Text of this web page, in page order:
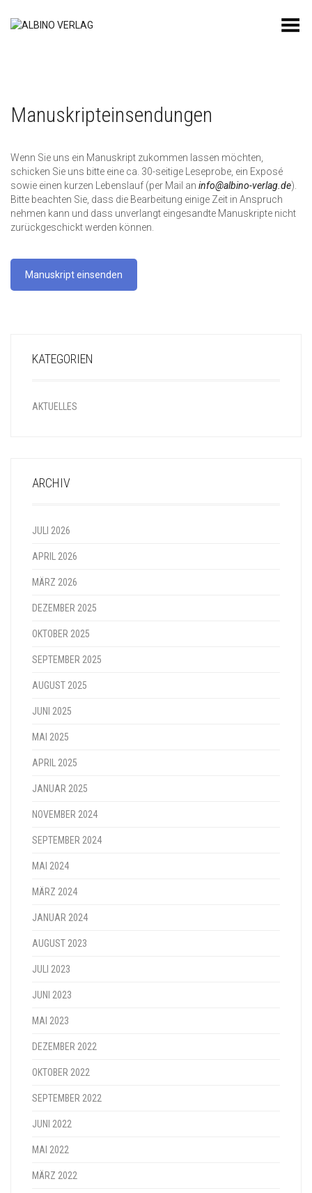
Toggle Menu
Manuskripteinsendungen
Wenn Sie uns ein Manuskript zukommen lassen möchten,
schicken Sie uns bitte eine ca. 30-seitige Leseprobe, ein Exposé
sowie einen kurzen Lebenslauf (per Mail an info@albino-verlag.de).
Bitte beachten Sie, dass die Bearbeitung einige Zeit in Anspruch
nehmen kann und dass unverlangt eingesandte Manuskripte nicht
zurückgeschickt werden können.
Manuskript einsenden
KATEGORIEN
AKTUELLES
ARCHIV
JULI 2026
APRIL 2026
MÄRZ 2026
DEZEMBER 2025
OKTOBER 2025
SEPTEMBER 2025
AUGUST 2025
JUNI 2025
MAI 2025
APRIL 2025
JANUAR 2025
NOVEMBER 2024
SEPTEMBER 2024
MAI 2024
MÄRZ 2024
JANUAR 2024
AUGUST 2023
JULI 2023
JUNI 2023
MAI 2023
DEZEMBER 2022
OKTOBER 2022
SEPTEMBER 2022
JUNI 2022
MAI 2022
MÄRZ 2022